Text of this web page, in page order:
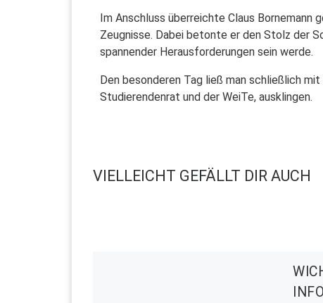
Im Anschluss überreichte Claus Bornemann
Zeugnisse. Dabei betonte er den Stolz der
spannender Herausforderungen sein werde.
Den besonderen Tag ließ man schließlich
Studierendenrat und der WeiTe, ausklingen.
VIELLEICHT GEFÄLLT DIR AUCH